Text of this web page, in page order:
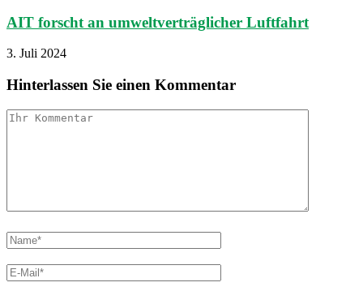
AIT forscht an umweltverträglicher Luftfahrt
3. Juli 2024
Hinterlassen Sie einen Kommentar